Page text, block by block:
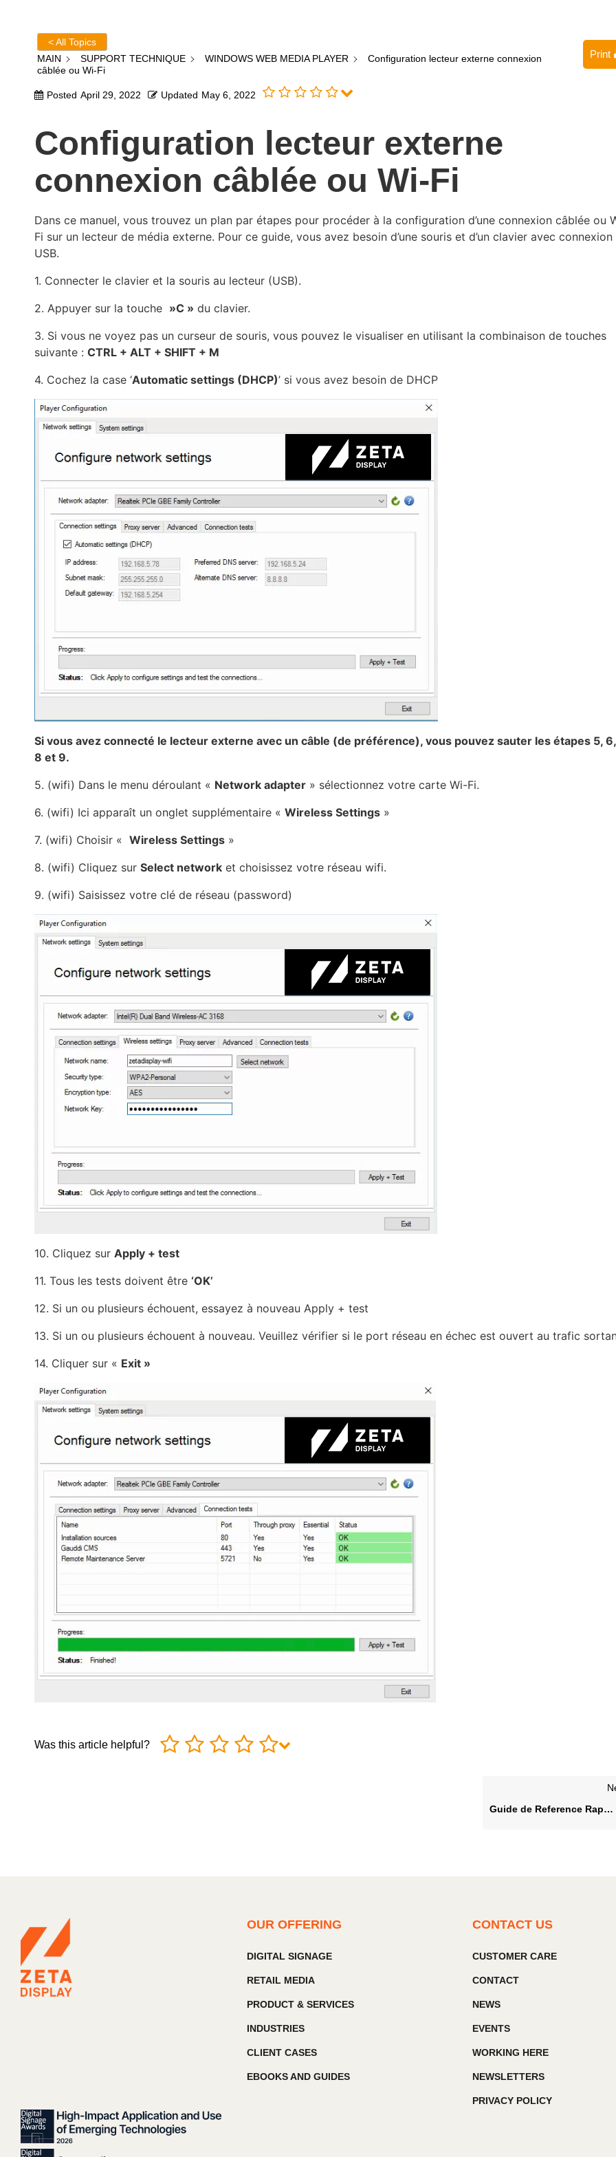
< All Topics
MAIN
SUPPORT TECHNIQUE WINDOWS WEB MEDIA PLAYER
Configuration lecteur externe connexion
câblée ou Wi-Fi
Print
Posted April 29, 2022 Updated May 6, 2022
Configuration lecteur externe
connexion câblée ou Wi-Fi
Dans ce manuel, vous trouvez un plan par étapes pour procéder à la configuration d’une connexion câblée ou
Fi sur un lecteur de média externe. Pour ce guide, vous avez besoin d’une souris et d’un clavier avec connexion
USB.
1. Connecter le clavier et la souris au lecteur (USB).
2. Appuyer sur la touche »C » du clavier.
3. Si vous ne voyez pas un curseur de souris, vous pouvez le visualiser en utilisant la combinaison de touches
suivante : CTRL + ALT + SHIFT + M
4. Cochez la case ‘Automatic settings (DHCP)’ si vous avez besoin de DHCP
Si vous avez connecté le lecteur externe avec un câble (de préférence), vous pouvez sauter les étapes 5, 6,
8 et 9.
5. (wifi) Dans le menu déroulant « Network adapter » sélectionnez votre carte Wi-Fi.
6. (wifi) Ici apparaît un onglet supplémentaire « Wireless Settings »
7. (wifi) Choisir « Wireless Settings »
8. (wifi) Cliquez sur Select network et choisissez votre réseau wifi.
9. (wifi) Saisissez votre clé de réseau (password)
10. Cliquez sur Apply + test
11. Tous les tests doivent être ‘OK’
12. Si un ou plusieurs échouent, essayez à nouveau Apply + test
13. Si un ou plusieurs échouent à nouveau. Veuillez vérifier si le port réseau en échec est ouvert au trafic
14. Cliquer sur « Exit »
Was this article helpful?
Guide de Reference Rapide – Windows Web ordinateur
OUR OFFERING
DIGITAL SIGNAGE
RETAIL MEDIA
PRODUCT & SERVICES
INDUSTRIES
CLIENT CASES
EBOOKS AND GUIDES
CONTACT US
CUSTOMER CARE
CONTACT
NEWS
EVENTS
WORKING HERE
NEWSLETTERS
PRIVACY POLICY